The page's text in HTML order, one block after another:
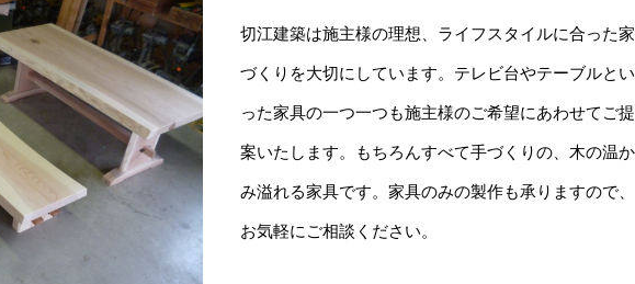
切江建築は施主様の理想、ライフスタイルに合った家
づくりを大切にしています。テレビ台やテーブルとい
った家具の一つ一つも施主様のご希望にあわせてご提
案いたします。もちろんすべて手づくりの、木の温か
み溢れる家具です。家具のみの製作も承りますので、
お気軽にご相談ください。